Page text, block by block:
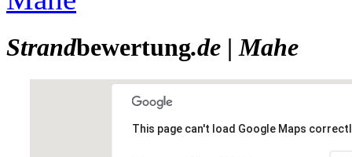
Strandbewertung.de |Mahe
This page can't load Google Maps